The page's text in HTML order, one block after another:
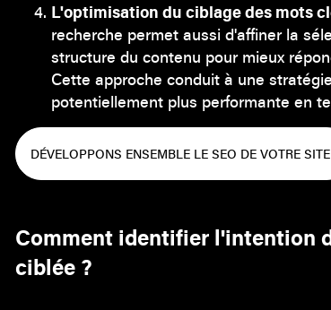
L'optimisation du ciblage des mots
recherche permet aussi d'affiner la
structure du contenu pour mieux
Cette approche conduit à une
potentiellement plus performante en
DÉVELOPPONS ENSEMBLE LE SEO DE VOTRE
Comment identifier l'intention
ciblée ?